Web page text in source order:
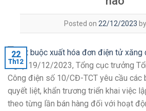
Posted on 22/12/2023 by
22
Th12
Ngày 19/12/2023, Tổng cục trưởng
Công điện số 10/CĐ-TCT yêu cầu các
quyết liệt, khẩn trương triển khai việc
theo từng lần bán hàng đối với hoạt